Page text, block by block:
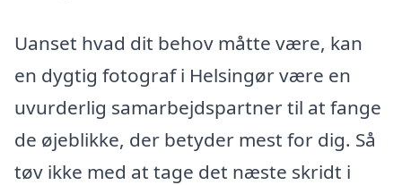
Uanset hvad dit behov måtte være, kan
en dygtig fotograf i Helsingør være en
uvurderlig samarbejdspartner til at fange
de øjeblikke, der betyder mest for dig. Så
tøv ikke med at tage det næste skridt i